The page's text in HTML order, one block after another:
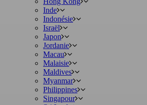
Inde
Indonésie
Israël
Japon
Jordanie
Macau
Malaisie
Maldives
Myanmar
Philippines
Singapour